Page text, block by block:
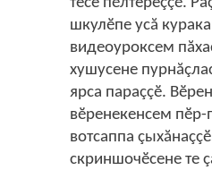
тесе пӗлтереççӗ.
шкулӗпе усă
видеоуроксем
хушусене
ярса параççӗ.
вӗренекенсем
вотсаппа
скриншочӗсене те